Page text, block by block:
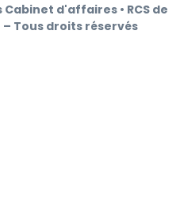
d'affaires • RCS de
– Tous droits réservés